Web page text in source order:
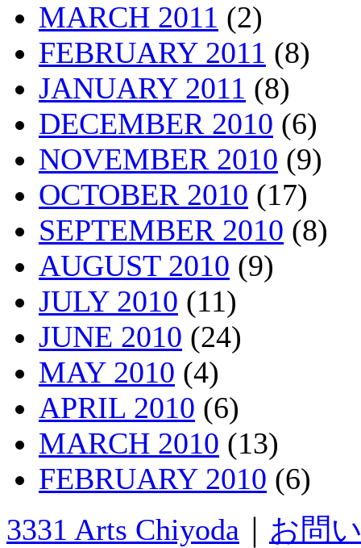
MARCH 2011 (2)
FEBRUARY 2011 (8)
JANUARY 2011 (8)
DECEMBER 2010 (6)
NOVEMBER 2010 (9)
OCTOBER 2010 (17)
SEPTEMBER 2010 (8)
AUGUST 2010 (9)
JULY 2010 (11)
JUNE 2010 (24)
MAY 2010 (4)
APRIL 2010 (6)
MARCH 2010 (13)
FEBRUARY 2010 (6)
3331 Arts Chiyoda
お問